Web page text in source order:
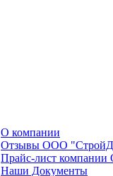
О компании
Отзывы ООО
Прайс-лист компании
Наши Документы